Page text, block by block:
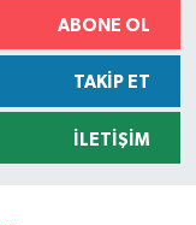
ABONE OL
TAKIP ET
İLETIŞIM